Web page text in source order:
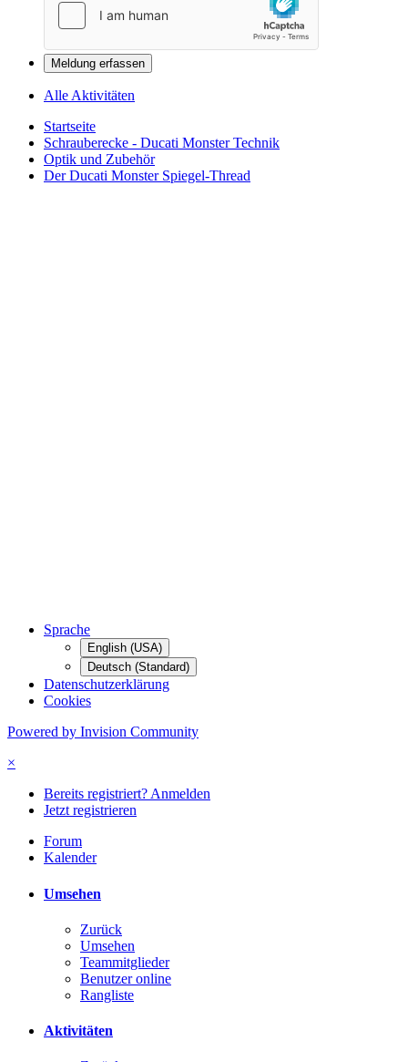
Meldung erfassen
Alle Aktivitäten
Startseite
Schrauberecke - Ducati Monster Technik
Optik und Zubehör
Der Ducati Monster Spiegel-Thread
Sprache
English (USA)
Deutsch (Standard)
Datenschutzerklärung
Cookies
Powered by Invision Community
×
Bereits registriert? Anmelden
Jetzt registrieren
Forum
Kalender
Umsehen
Zurück
Umsehen
Teammitglieder
Benutzer online
Rangliste
Aktivitäten